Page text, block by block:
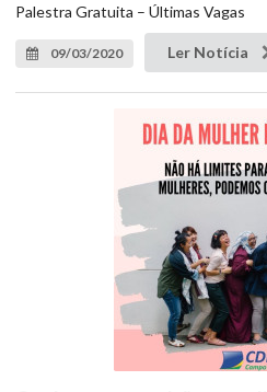
Palestra Gratuita – Últimas Vagas
09/03/2020 Ler Notícia